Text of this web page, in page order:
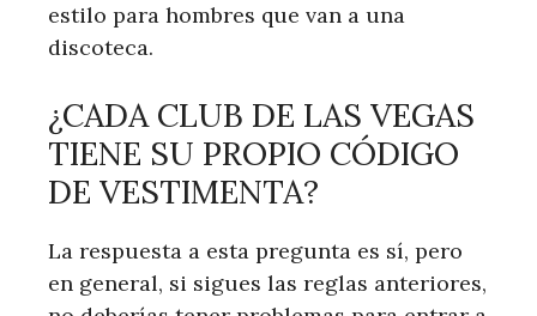
estilo para hombres que van a una
discoteca.
¿CADA CLUB DE LAS VEGAS
TIENE SU PROPIO CÓDIGO
DE VESTIMENTA?
La respuesta a esta pregunta es sí, pero
en general, si sigues las reglas anteriores,